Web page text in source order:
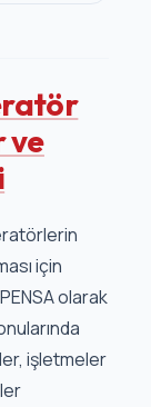
ve
için
olarak
işletmeler